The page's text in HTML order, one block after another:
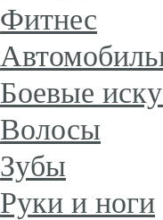
Фитнес
Боевые
Волосы
Зубы
Руки и ноги